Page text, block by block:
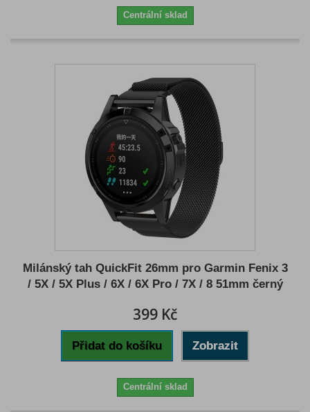
Centrální sklad
Milánský tah QuickFit 26mm pro Garmin Fenix 3
/ 5X / 5X Plus / 6X / 6X Pro / 7X / 8 51mm černý
399 Kč
Přidat do košíku Zobrazit
Centrální sklad